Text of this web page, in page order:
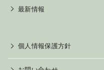
最新情報
個人情報保護方針